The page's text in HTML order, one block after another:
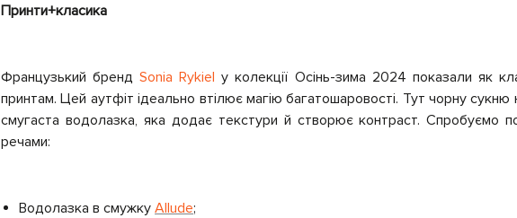
Принти+класика
Французький брендSonia Rykiel у колекції Осінь-зима 2024 показали як
принтам. Цей аутфіт ідеально втілює магію багатошаровості. Тут чорну
смугаста водолазка, яка додає текстури й створює контраст. Спробуємо
речами:
Водолазка в смужку Allude;